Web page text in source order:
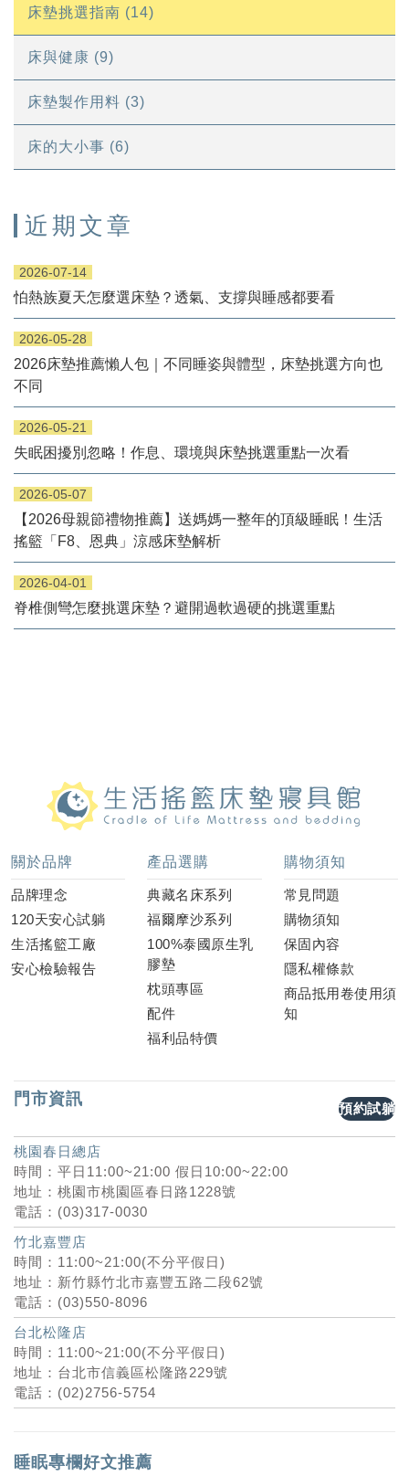
床墊挑選指南 (14)
床與健康 (9)
床墊製作用料 (3)
床的大小事 (6)
近期文章
2026-07-14
怕熱族夏天怎麼選床墊？透氣、支撐與睡感都要看
2026-05-28
2026床墊推薦懶人包｜不同睡姿與體型，床墊挑選方向也
不同
2026-05-21
失眠困擾別忽略！作息、環境與床墊挑選重點一次看
2026-05-07
【2026母親節禮物推薦】送媽媽一整年的頂級睡眠！生活
搖籃「F8、恩典」涼感床墊解析
2026-04-01
脊椎側彎怎麼挑選床墊？避開過軟過硬的挑選重點
關於品牌
品牌理念
120天安心試躺
生活搖籃工廠
安心檢驗報告
產品選購
典藏名床系列
福爾摩沙系列
100%泰國原生乳
膠墊
枕頭專區
配件
福利品特價
購物須知
常見問題
購物須知
保固內容
隱私權條款
商品抵用卷使用須
知
門市資訊
預約試躺
桃園春日總店
時間：平日11:00~21:00 假日10:00~22:00
地址：桃園市桃園區春日路1228號
電話：(03)317-0030
竹北嘉豐店
時間：11:00~21:00(不分平假日)
地址：新竹縣竹北市嘉豐五路二段62號
電話：(03)550-8096
台北松隆店
時間：11:00~21:00(不分平假日)
地址：台北市信義區松隆路229號
電話：(02)2756-5754
睡眠專欄好文推薦